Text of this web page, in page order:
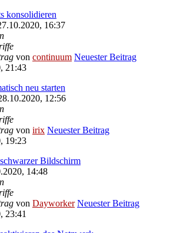
konsolidieren
16:37
von continuum Neuester Beitrag
21:43
neu starten
12:56
von irix Neuester Beitrag
19:23
Bildschirm
14:48
von Dayworker Neuester Beitrag
23:41